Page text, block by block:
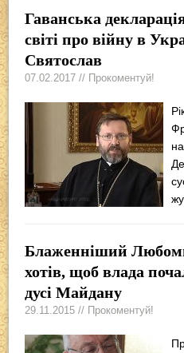
Гаванська
світі про війну в
Святослав
07.02.2017 // Прокоментуй!
Блаженніший
хотів, щоб влада
дусі Майдану
29.11.2015 // Прокоментуй!